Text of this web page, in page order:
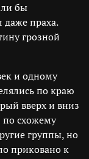
бы
даже праха.
грозной
и одному
по краю
вверх и вниз
схожему
группы, но
приковано к